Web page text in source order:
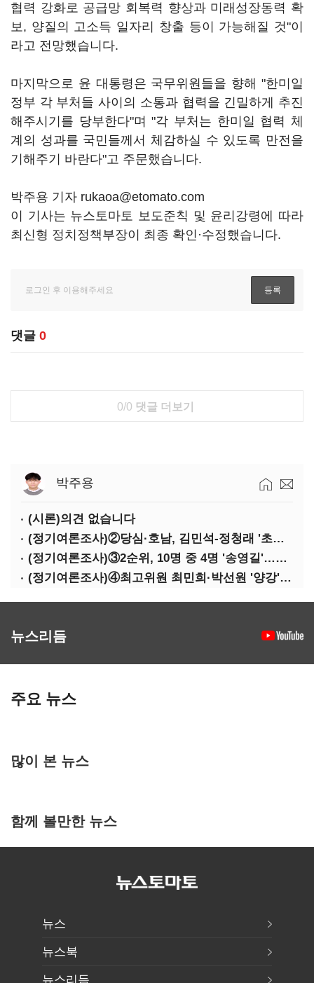
협력 강화로 공급망 회복력 향상과 미래성장동력 확
보, 양질의 고소득 일자리 창출 등이 가능해질 것"이
라고 전망했습니다.
마지막으로 윤 대통령은 국무위원들을 향해 "한미일
정부 각 부처들 사이의 소통과 협력을 긴밀하게 추진
해주시기를 당부한다"며 "각 부처는 한미일 협력 체
계의 성과를 국민들께서 체감하실 수 있도록 만전을
기해주기 바란다"고 주문했습니다.
박주용 기자 rukaoa@etomato.com
이 기사는 뉴스토마토 보도준칙 및 윤리강령에 따라
최신형 정치정책부장이 최종 확인·수정했습니다.
댓글 0
0/0 댓글 더보기
박주용
(시론)의견 없습니다
(정기여론조사)②당심·호남, 김민석-정청래 '초접전'
(정기여론조사)③2순위, 10명 중 4명 '송영길'…정청래 '한 자릿수'
(정기여론조사)④최고위원 최민희·박선원 '양강'…서미화·이성윤·임미애 뒤이어
뉴스리듬
주요 뉴스
많이 본 뉴스
함께 볼만한 뉴스
뉴스
뉴스북
뉴스리듬